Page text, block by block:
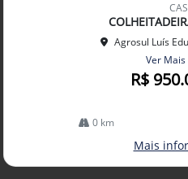
Agrosul Luís
Ver
R$
0 km
Mais